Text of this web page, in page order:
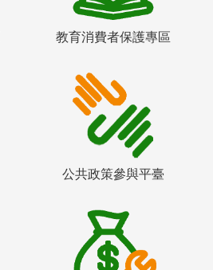
教育消費者保護專區
公共政策參與平臺